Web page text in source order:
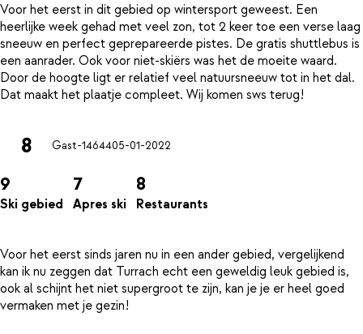
Voor het eerst in dit gebied op wintersport geweest. Een
heerlijke week gehad met veel zon, tot 2 keer toe een verse laag
sneeuw en perfect geprepareerde pistes. De gratis shuttlebus is
een aanrader. Ook voor niet-skiërs was het de moeite waard.
Door de hoogte ligt er relatief veel natuursneeuw tot in het dal.
8 Gast-1464405-01-2022
9
Ski gebied
7
Apres ski
8
Restaurants
Voor het eerst sinds jaren nu in een ander gebied, vergelijkend
kan ik nu zeggen dat Turrach echt een geweldig leuk gebied is,
ook al schijnt het niet supergroot te zijn, kan je je er heel goed